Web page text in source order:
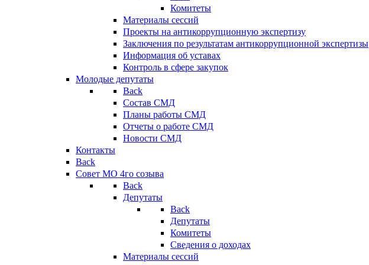
Комитеты
Материалы сессий
Проекты на антикоррупционную экспертизу
Заключения по результатам антикоррупционной экспертизы
Информация об уставах
Контроль в сфере закупок
Молодые депутаты
Back
Состав СМД
Планы работы СМД
Отчеты о работе СМД
Новости СМД
Контакты
Back
Совет МО 4го созыва
Back
Депутаты
Back
Депутаты
Комитеты
Сведения о доходах
Материалы сессий